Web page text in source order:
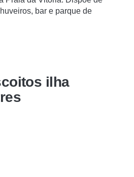
bar e parque de
ilha